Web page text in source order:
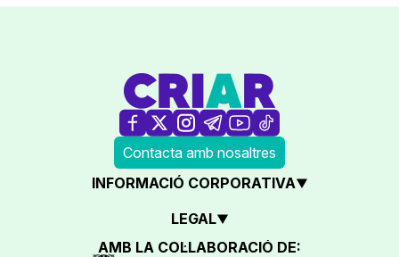
Contacta amb nosaltres
INFORMACIÓ CORPORATIVA
LEGAL
AMB LA COL·LABORACIÓ DE: